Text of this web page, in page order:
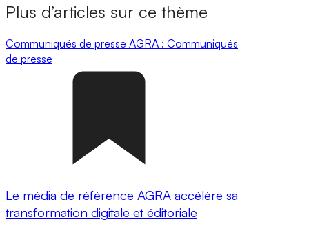
Plus d’articles sur ce thème
Communiqués de presse AGRA : Communiqués
de presse
Le média de référence AGRA accélère sa
transformation digitale et éditoriale